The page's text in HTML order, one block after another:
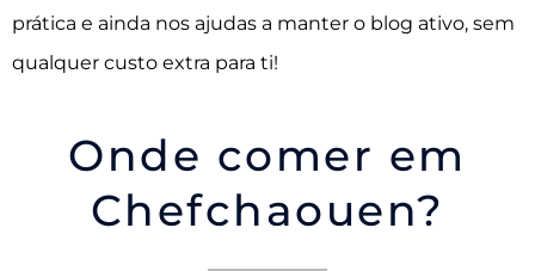
prática e ainda nos ajudas a manter o blog ativo, sem
qualquer custo extra para ti!
Onde comer em
Chefchaouen?